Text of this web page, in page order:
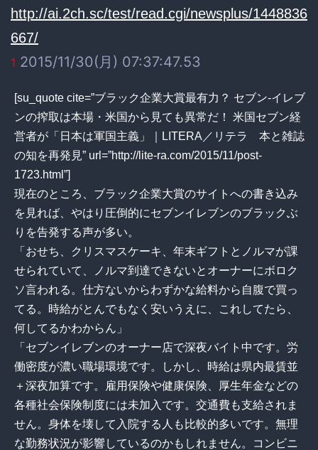
http://ai.2ch.sc/test/read.cgi/newsplus/1448836
667/
1 2015/11/30(月) 07:37:47.53
[su_quote cite=”ブラック企業大賞最有力？ セブン-イレブ
ンの搾取は本場・米国から見ても異常だ！ 米国セブン経
営者が「日本は軍国主義」｜LITERA／リテラ 本と雑誌
の知を再発見” url=”http://lite-ra.com/2015/11/post-
1723.html”]
現在のところ、ブラック企業大賞のサイトへの書き込み
を見れば、やはり圧倒的にセブンイレブンのブラックぶ
りを告発する声が多い。
「おせち、クリスマスケーキ、年末ギフトとノルマが課
せられていて、ノルマ到達できないとオーナーにボロク
ソ言われる。仕方ないからわずかな給料から自腹で買っ
てる。時給がとんでもなく安いうえに、これしてたら、
何してるかわからん」
「セブンイレブンのオーナー店で深夜バイト中です。労
働密度が濃い職場環境です。しかし、時給は県内最賃並
＋深夜加算です。雇用保険や健康保険、厚生年金などの
各種社会保険制度には未加入です。交通費も支給されま
せん。身体を壊して入院する人も比較的多いです。無理
な勤務状況が影響しているのかもしれません。コンビニ